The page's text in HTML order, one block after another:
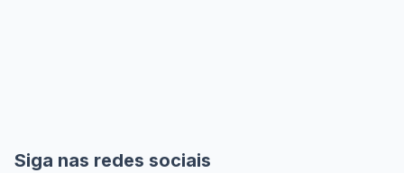
Siga nas redes sociais